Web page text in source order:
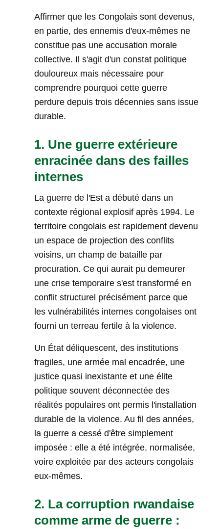
Affirmer que les Congolais sont devenus,
en partie, des ennemis d'eux-mêmes ne
constitue pas une accusation morale
collective. Il s'agit d'un constat politique
douloureux mais nécessaire pour
comprendre pourquoi cette guerre
perdure depuis trois décennies sans issue
durable.
1. Une guerre extérieure
enracinée dans des failles
internes
La guerre de l'Est a débuté dans un
contexte régional explosif après 1994. Le
territoire congolais est rapidement devenu
un espace de projection des conflits
voisins, un champ de bataille par
procuration. Ce qui aurait pu demeurer
une crise temporaire s'est transformé en
conflit structurel précisément parce que
les vulnérabilités internes congolaises ont
fourni un terreau fertile à la violence.
Un État déliquescent, des institutions
fragiles, une armée mal encadrée, une
justice quasi inexistante et une élite
politique souvent déconnectée des
réalités populaires ont permis l'installation
durable de la violence. Au fil des années,
la guerre a cessé d'être simplement
imposée : elle a été intégrée, normalisée,
voire exploitée par des acteurs congolais
eux-mêmes.
2. La corruption rwandaise
comme arme de guerre :